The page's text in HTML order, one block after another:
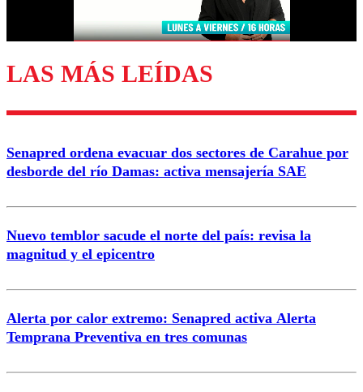
Enviar comentario
LAS MÁS LEÍDAS
Senapred ordena evacuar dos sectores de Carahue por
desborde del río Damas: activa mensajería SAE
Nuevo temblor sacude el norte del país: revisa la
magnitud y el epicentro
Alerta por calor extremo: Senapred activa Alerta
Temprana Preventiva en tres comunas